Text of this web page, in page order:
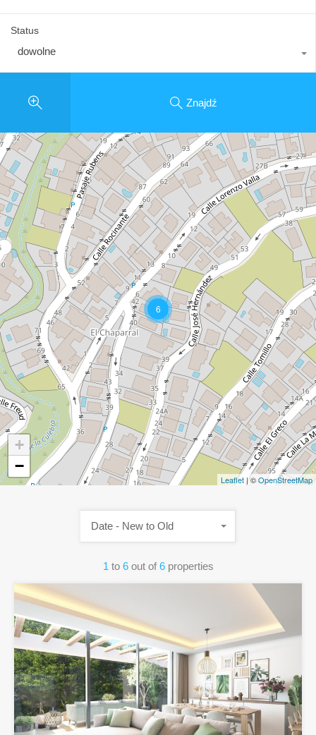
Status
dowolne
Znajdź
6
+
−
Leaflet | ©OpenStreetMap
1 to 6 out of 6 properties
Date - New to Old